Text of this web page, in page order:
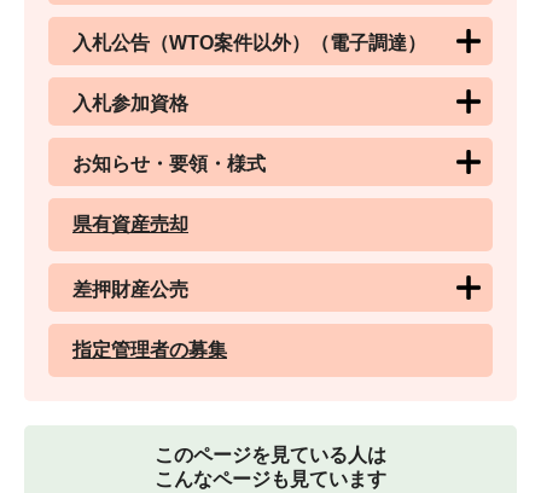
入札公告（WTO案件以外）（電子調達）
入札参加資格
お知らせ・要領・様式
県有資産売却
差押財産公売
指定管理者の募集
このページを見ている人は
こんなページも見ています